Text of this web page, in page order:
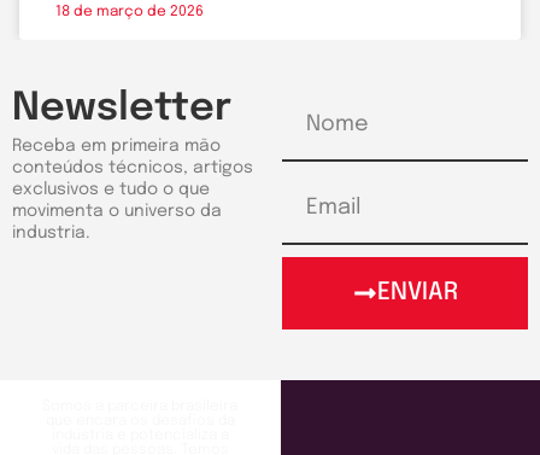
18 de março de 2026
Newsletter
Receba em primeira mão
conteúdos técnicos, artigos
exclusivos e tudo o que
movimenta o universo da
industria.
ENVIAR